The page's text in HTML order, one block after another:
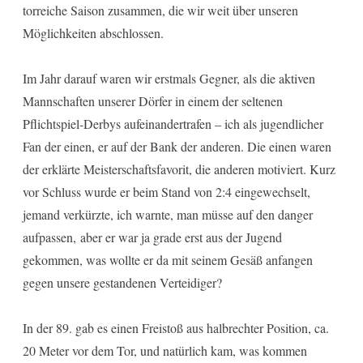
torreiche Saison zusammen, die wir weit über unseren
Möglichkeiten abschlossen.
Im Jahr darauf waren wir erstmals Gegner, als die aktiven
Mannschaften unserer Dörfer in einem der seltenen
Pflichtspiel-Derbys aufeinandertrafen – ich als jugendlicher
Fan der einen, er auf der Bank der anderen. Die einen waren
der erklärte Meisterschaftsfavorit, die anderen motiviert. Kurz
vor Schluss wurde er beim Stand von 2:4 eingewechselt,
jemand verkürzte, ich warnte, man müsse auf den danger
aufpassen, aber er war ja grade erst aus der Jugend
gekommen, was wollte er da mit seinem Gesäß anfangen
gegen unsere gestandenen Verteidiger?
In der 89. gab es einen Freistoß aus halbrechter Position, ca.
20 Meter vor dem Tor, und natürlich kam, was kommen